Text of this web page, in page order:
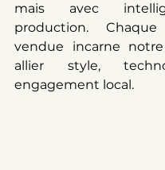
mais avec
production.
vendue incarne
allier style,
engagement local.